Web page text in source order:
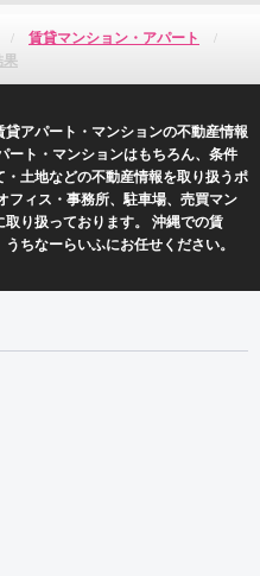
賃貸マンション・アパート
果
アパート・マンションの不動産情報
ート・マンションはもちろん、条件
土地などの不動産情報を取り扱うポ
フィス・事務所、駐車場、売買マン
り扱っております。 沖縄での賃
ちなーらいふにお任せください。